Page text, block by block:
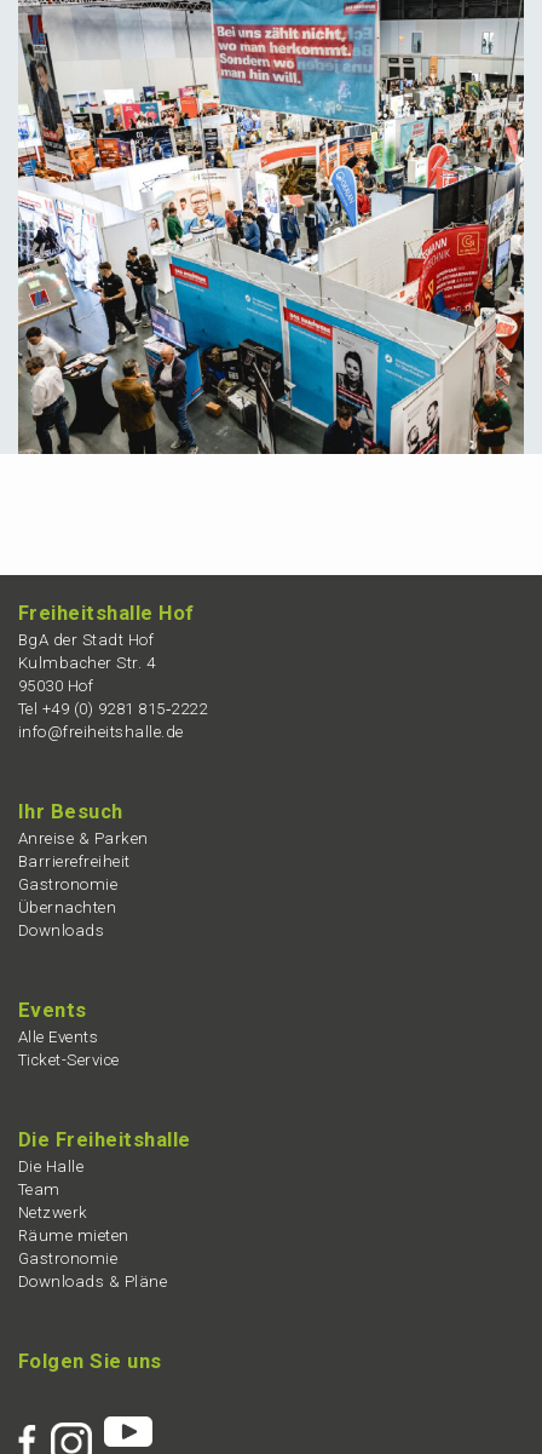
Freiheits­hal­le Hof
BgA der Stadt Hof
Kulmba­cher Str. 4
95030 Hof
Tel +49 (0) 9281 815‑2222
info@freiheitshalle.de
Ihr Besuch
Anrei­se & Parken
Barrie­re­frei­heit
Gastro­no­mie
Übernach­ten
Downloads
Events
Alle Events
Ticket-Service
Die Freiheits­hal­le
Die Halle
Team
Netzwerk
Räume mieten
Gastro­no­mie
Downloads & Pläne
Folgen Sie uns